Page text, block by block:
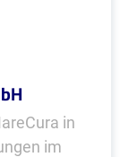
in
im